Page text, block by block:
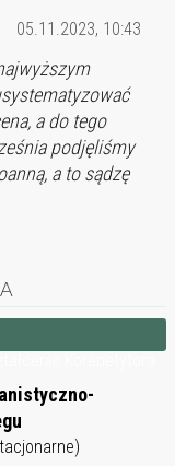
05.11.2023, 10:43
a do tego
podjęliśmy
a to sądzę